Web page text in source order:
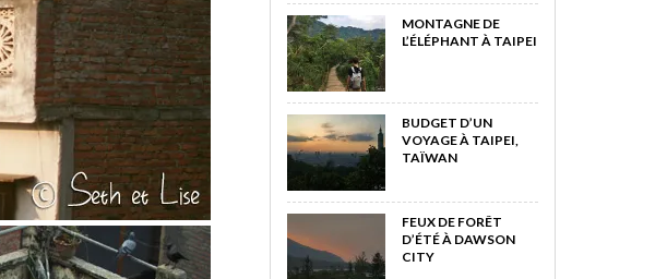
MONTAGNE DE
L’ÉLÉPHANT À TAIPEI
BUDGET D’UN
VOYAGE À TAIPEI,
TAÏWAN
FEUX DE FORÊT
D’ÉTÉ À DAWSON
CITY